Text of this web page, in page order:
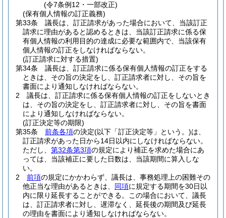
(令7条例12・一部改正)
(保有個人情報の訂正義務)
第33条
議長は、訂正請求があった場合において、当該訂正
請求に理由があると認めるときは、当該訂正請求に係る保
有個人情報の利用目的の達成に必要な範囲内で、当該保有
個人情報の訂正をしなければならない。
(訂正請求に対する措置)
第34条
議長は、訂正請求に係る保有個人情報の訂正をする
ときは、その旨の決定をし、訂正請求者に対し、その旨を
書面により通知しなければならない。
2
議長は、訂正請求に係る保有個人情報の訂正をしないとき
は、その旨の決定をし、訂正請求者に対し、その旨を書面
により通知しなければならない。
(訂正決定等の期限)
第35条
前条各項の決定(以下「訂正決定等」という。)は、
訂正請求があった日から14日以内にしなければならない。
ただし、 第32条第3項の規定により補正を求めた場合にあ
っては、当該補正に要した日数は、当該期間に算入しな
い。
2
前項の規定にかかわらず、議長は、事務処理上の困難その
他正当な理由があるときは、 同項に規定する期間を30日以
内に限り延長することができる。
この場合において、議長
は、訂正請求者に対し、遅滞なく、延長後の期間及び延長
の理由を書面により通知しなければならない。